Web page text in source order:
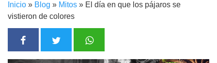
Inicio » Blog » Mitos » El día en que los pájaros se
vistieron de colores